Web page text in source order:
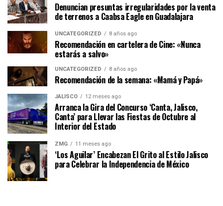
Denuncian presuntas irregularidades por la venta
de terrenos a Caabsa Eagle en Guadalajara
UNCATEGORIZED 8 años ago
Recomendación en cartelera de Cine: «Nunca
estarás a salvo»
UNCATEGORIZED 8 años ago
Recomendación de la semana: «Mamá y Papá»
JALISCO 12 meses ago
Arranca la Gira del Concurso ‘Canta, Jalisco,
Canta’ para Llevar las Fiestas de Octubre al
Interior del Estado
ZMG 11 meses ago
‘Los Aguilar’ Encabezan El Grito al Estilo Jalisco
para Celebrar la Independencia de México